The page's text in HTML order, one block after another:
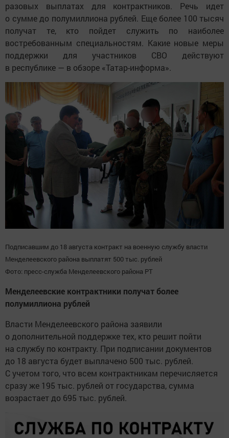
разовых выплатах для контрактников. Речь идет
о сумме до полумиллиона рублей. Еще более 100 тысяч
получат те, кто пойдет служить по наиболее
востребованным специальностям. Какие новые меры
поддержки для участников СВО действуют
в республике — в обзоре «Татар-информа».
Подписавшим до 18 августа контракт на военную службу власти
Менделеевского района выплатят 500 тыс. рублей
Фото: пресс-служба Менделеевского района РТ
Менделеевские контрактники получат более
полумиллиона рублей
Власти Менделеевского района заявили
о дополнительной поддержке тех, кто решит пойти
на службу по контракту. При подписании документов
до 18 августа будет выплачено 500 тыс. рублей.
С учетом того, что всем контрактникам перечисляется
сразу же 195 тыс. рублей от государства, сумма
возрастает до 695 тыс. рублей.